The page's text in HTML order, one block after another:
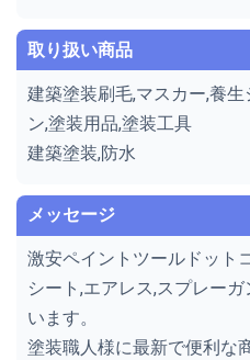
取り扱い商品
建築塗装刷毛,マスカー,養
ン,塗装用品,塗装工具
建築塗装,防水
メッセージ
激安ペイントツールドット
シート,エアレス,スプレー
います。
塗装職人様に最新で便利な